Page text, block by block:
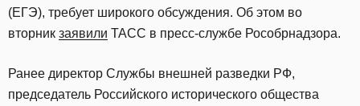
(ЕГЭ), требует широкого обсуждения. Об этом во
вторник заявили ТАСС в пресс-службе Рособрнадзора.
Ранее директор Службы внешней разведки РФ,
председатель Российского исторического общества